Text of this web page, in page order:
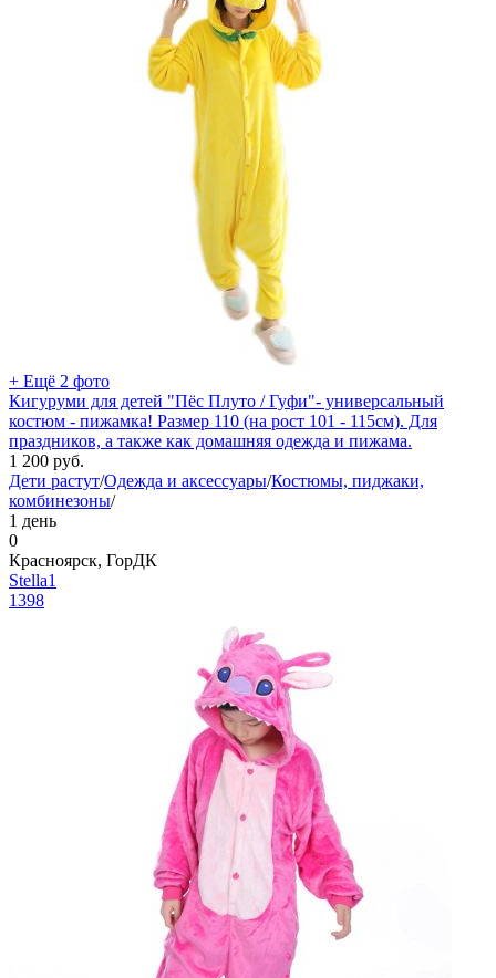
+ Ещё 2 фото
Кигуруми для детей "Пёс Плуто / Гуфи"- универсальный
костюм - пижамка! Размер 110 (на рост 101 - 115см). Для
праздников, а также как домашняя одежда и пижама.
1 200 руб.
Дети растут/Одежда и аксессуары/Костюмы, пиджаки,
комбинезоны/
1 день
0
Красноярск, ГорДК
Stella1
1398